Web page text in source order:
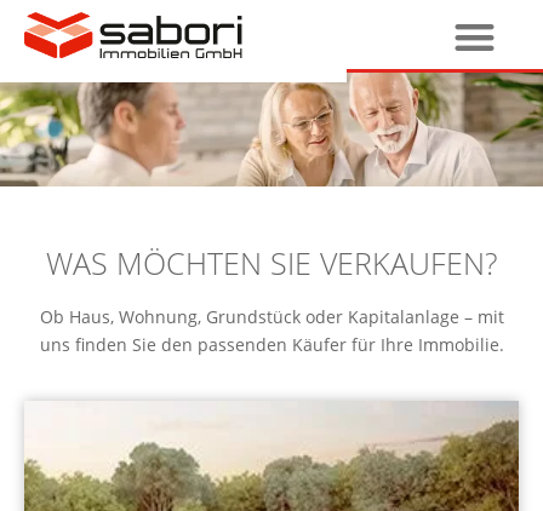
WAS MÖCHTEN SIE VERKAUFEN?
Ob Haus, Wohnung, Grundstück oder Kapitalanlage – mit
uns finden Sie den passenden Käufer für Ihre Immobilie.